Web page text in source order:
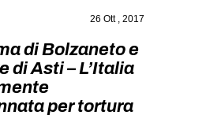
LAMBRETTA
MSM
TSUNAMI
26 Ott , 2017
di Bolzaneto e
di Asti – L’Italia
per tortura